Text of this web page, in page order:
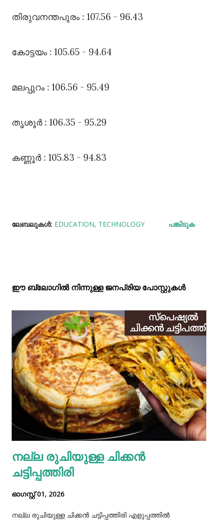
തിരുവനന്തപുരം : 107.56 - 96.43
കോട്ടയം : 105.65 - 94.64
മലപ്പുറം : 106.56 - 95.49
തൃശൂർ : 106.35 - 95.29
കണ്ണൂർ : 105.83 - 94.83
ലേബലുകള്‍: EDUCATION TECHNOLOGY പങ്കിടുക
ഈ ബ്ലോഗിൽ നിന്നുള്ള ജനപ്രിയ പോസ്റ്റുകള്‍‌
നല്ല രുചിയുള്ള ചിക്കൻ
ചട്ടിപ്പത്തിരി
ഓഗസ്റ്റ് 01, 2026
നല്ല രുചിയുള്ള ചിക്കൻ ചട്ടിപ്പത്തിരി എളുപ്പത്തിൽ